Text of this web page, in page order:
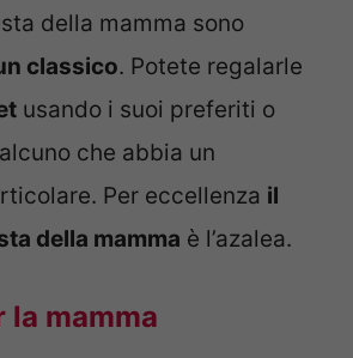
della mamma sono
classico. Potete regalarle
usando i suoi preferiti o
che abbia un
Per eccellenza il
della mamma è l’azalea.
la mamma